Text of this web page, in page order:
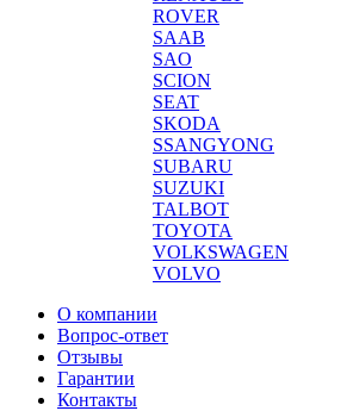
ROVER
SAAB
SAO
SCION
SEAT
SKODA
SSANGYONG
SUBARU
SUZUKI
TALBOT
TOYOTA
VOLKSWAGEN
VOLVO
О компании
Вопрос-ответ
Отзывы
Гарантии
Контакты